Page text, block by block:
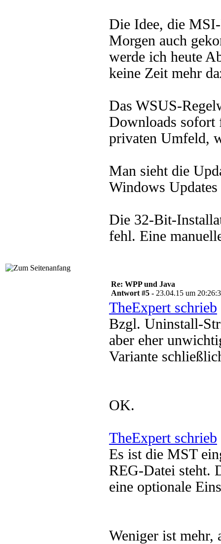
Die Idee, die
Morgen auch
werde ich heute
keine Zeit mehr
Das WSUS-
Downloads sofort
privaten Umfeld,
Man sieht die
Windows
Die 32-Bit-
fehl. Eine
Re: WPP und Java
Antwort #5 - 23.04.15 um
TheExpert schrieb
Bzgl. Uninstall-
aber eher
Variante
OK.
TheExpert schrieb
Es ist die MST
REG-Datei steht.
eine optionale
Weniger ist mehr,